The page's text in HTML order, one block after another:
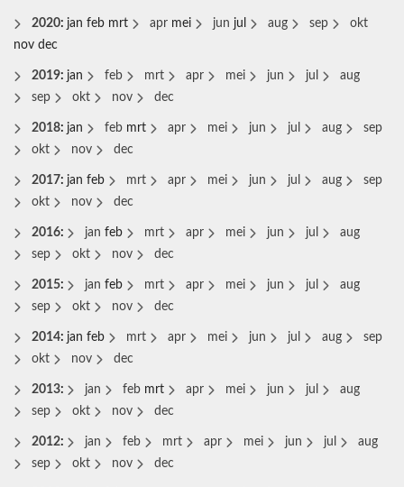
2020: jan feb mrt apr mei jun jul aug sep
okt
nov dec
2019: jan feb mrt apr mei jun jul
aug
sep
okt nov dec
2018: jan feb mrt apr mei jun jul aug
sep
okt
nov dec
2017: jan feb mrt apr mei jun jul aug
sep
okt
nov dec
2016: jan feb mrt apr mei jun jul
aug
sep
okt nov dec
2015: jan feb mrt apr mei jun jul
aug
sep
okt nov dec
2014: jan feb mrt apr mei jun jul aug
sep
okt
nov dec
2013: jan feb mrt apr mei jun jul
aug
sep
okt nov dec
2012: jan feb mrt apr mei jun jul
aug
sep
okt nov dec